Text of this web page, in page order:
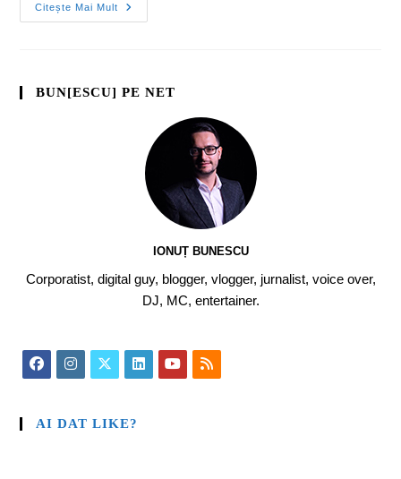
Citește Mai Mult
BUN[ESCU] PE NET
IONUȚ BUNESCU
Corporatist, digital guy, blogger, vlogger, jurnalist, voice over,
DJ, MC, entertainer.
AI DAT LIKE?